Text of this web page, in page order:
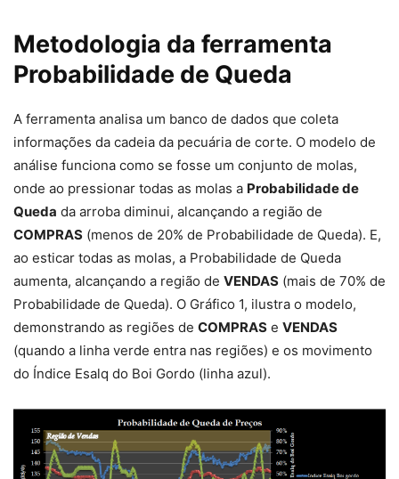
Metodologia da ferramenta
Probabilidade de Queda
A ferramenta analisa um banco de dados que coleta
informações da cadeia da pecuária de corte. O modelo de
análise funciona como se fosse um conjunto de molas,
onde ao pressionar todas as molas a Probabilidade de
Queda da arroba diminui, alcançando a região de
COMPRAS (menos de 20% de Probabilidade de Queda). E,
ao esticar todas as molas, a Probabilidade de Queda
aumenta, alcançando a região de VENDAS (mais de 70% de
Probabilidade de Queda). O Gráfico 1, ilustra o modelo,
demonstrando as regiões de COMPRAS e VENDAS
(quando a linha verde entra nas regiões) e os movimento
do Índice Esalq do Boi Gordo (linha azul).